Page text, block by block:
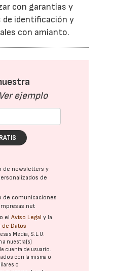
con garantías y
de identificación y
con amianto.
Ver ejemplo
de newsletters y
de
de comunicaciones
elAviso Legal y la
de Datos
Media, S.L.U.
a nuestra(s)
cuenta de usuario.
con la misma o
o